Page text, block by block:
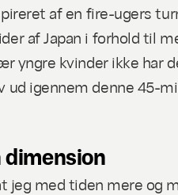
af en fire-ugers
af Japan i forhold til
yngre kvinder ikke
ud igennem denne 45-
dimension
jeg med tiden mere og